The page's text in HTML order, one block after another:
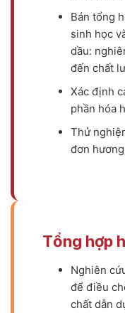
Bán tổng
sinh học
dầu:
đến chất
Xác định
phần hóa
Thử
đơn
Tổng hợp
Nghiên
để điều
chất dẫn